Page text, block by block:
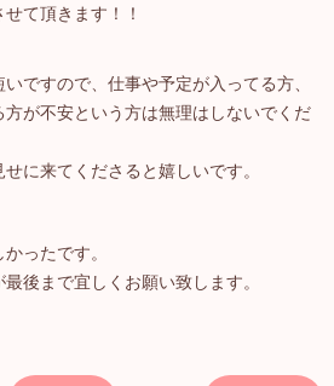
て頂きます！！
ですので、仕事や予定が入ってる方、
が不安という方は無理はしないでくだ
に来てくださると嬉しいです。
ったです。
後まで宜しくお願い致します。